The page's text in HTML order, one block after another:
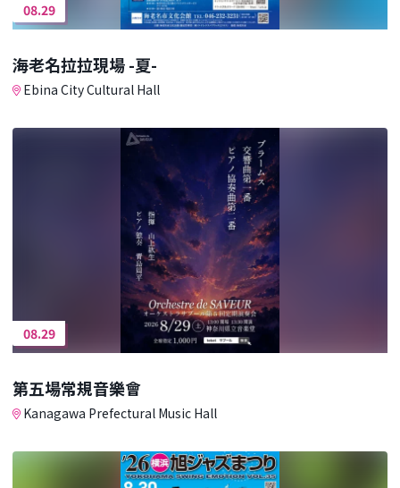
08.29
海老名拉拉現場 -夏-
Ebina City Cultural Hall
08.29
第五場常規音樂會
Kanagawa Prefectural Music Hall